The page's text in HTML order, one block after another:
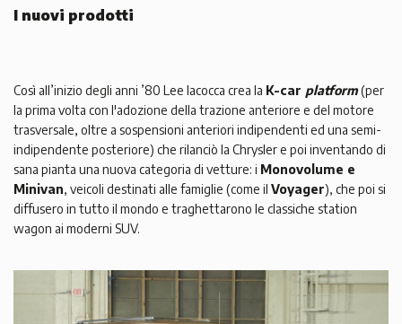
I nuovi prodotti
Così all’inizio degli anni ’80 Lee Iacocca crea la K-car platform(per
la prima volta con l'adozione della trazione anteriore e del motore
trasversale, oltre a sospensioni anteriori indipendenti ed una semi-
indipendente posteriore) che rilanciò la Chrysler e poi inventando di
sana pianta una nuova categoria di vetture: i Monovolume e
Minivan, veicoli destinati alle famiglie (come il Voyager), che poi si
diffusero in tutto il mondo e traghettarono le classiche station
wagon ai moderni SUV.